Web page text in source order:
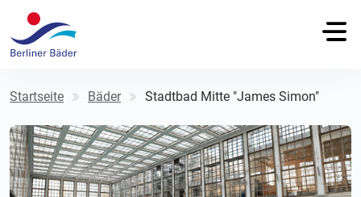
Startseite Bäder Stadtbad Mitte "James Simon"